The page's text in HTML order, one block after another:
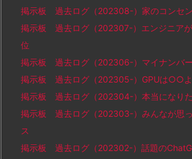
掲示板 過去ログ（202308-）家のコンセ
掲示板 過去ログ（202307-）エンジニアが
位
掲示板 過去ログ（202306-）マイナンバ
掲示板 過去ログ（202305-）GPUは○○よ
掲示板 過去ログ（202304-）本当になり
掲示板 過去ログ（202303-）みんなが思
ス
掲示板 過去ログ（202302-）話題の